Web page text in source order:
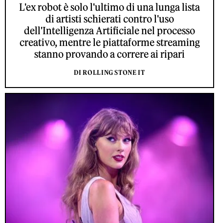
L'ex robot è solo l'ultimo di una lunga lista
di artisti schierati contro l'uso
dell'Intelligenza Artificiale nel processo
creativo, mentre le piattaforme streaming
stanno provando a correre ai ripari
DI ROLLING STONE IT